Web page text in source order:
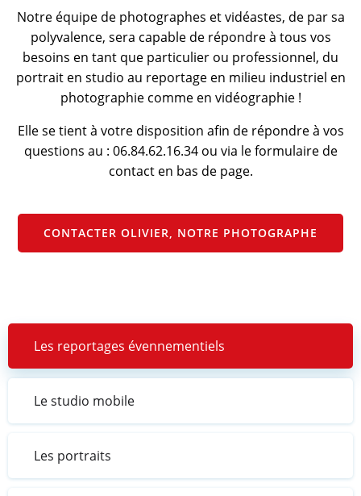
Notre équipe de photographes et vidéastes, de par sa
polyvalence, sera capable de répondre à tous vos
besoins en tant que particulier ou professionnel, du
portrait en studio au reportage en milieu industriel en
photographie comme en vidéographie !
Elle se tient à votre disposition afin de répondre à vos
questions au : 06.84.62.16.34 ou via le formulaire de
contact en bas de page.
CONTACTER OLIVIER, NOTRE PHOTOGRAPHE
Les reportages évennementiels
Le studio mobile
Les portraits